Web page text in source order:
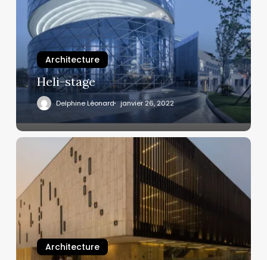
Architecture
Heli-stage
Delphine Léonard janvier 26, 2022
Architecture